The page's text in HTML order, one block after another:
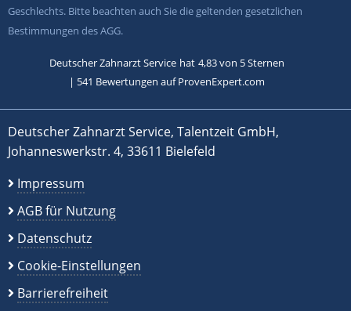
Geschlechts. Bitte beachten auch Sie die geltenden gesetzlichen
Bestimmungen des AGG.
Deutscher Zahnarzt Service hat 4,83von 5Sternen
| 541 Bewertungen auf ProvenExpert.com
Deutscher Zahnarzt Service, Talentzeit GmbH,
Johanneswerkstr. 4, 33611 Bielefeld
Impressum
AGB für Nutzung
Datenschutz
Cookie-Einstellungen
Barrierefreiheit